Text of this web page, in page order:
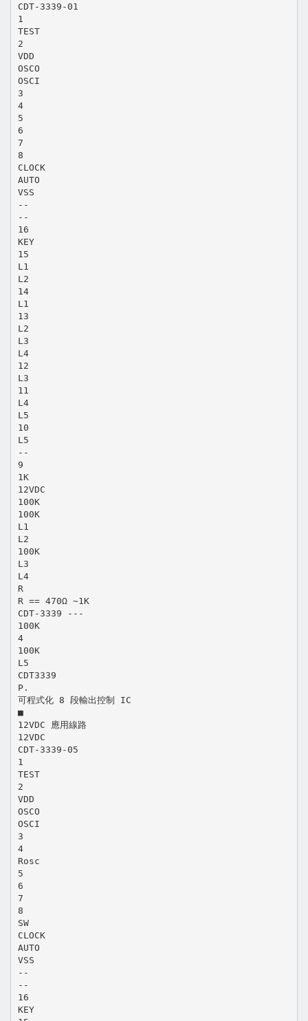
CDT-3339-01
1
TEST
2
VDD
OSCO
OSCI
3
4
5
6
7
8
CLOCK
AUTO
VSS
--
--
16
KEY
15
L1
L2
14
L1
13
L2
L3
L4
12
L3
11
L4
L5
10
L5
--
9
1K
12VDC
100K
100K
L1
L2
100K
L3
L4
R
R == 470Ω ~1K
CDT-3339 ---
100K
4
100K
L5
CDT3339
P.
可程式化 8 段輸出控制 IC
■
12VDC 應用線路
12VDC
CDT-3339-05
1
TEST
2
VDD
OSCO
OSCI
3
4
Rosc
5
6
7
8
SW
CLOCK
AUTO
VSS
--
--
16
KEY